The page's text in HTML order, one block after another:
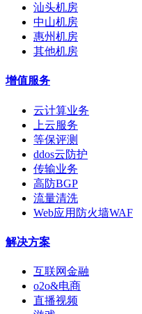
汕头机房
中山机房
惠州机房
其他机房
增值服务
云计算业务
上云服务
等保评测
ddos云防护
传输业务
高防BGP
流量清洗
Web应用防火墙WAF
解决方案
互联网金融
o2o&电商
直播视频